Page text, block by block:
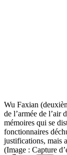
Wu Faxian
de l’armée de l’air
mémoires qui se
fonctionnaires
justifications, mais
(Image : Capture